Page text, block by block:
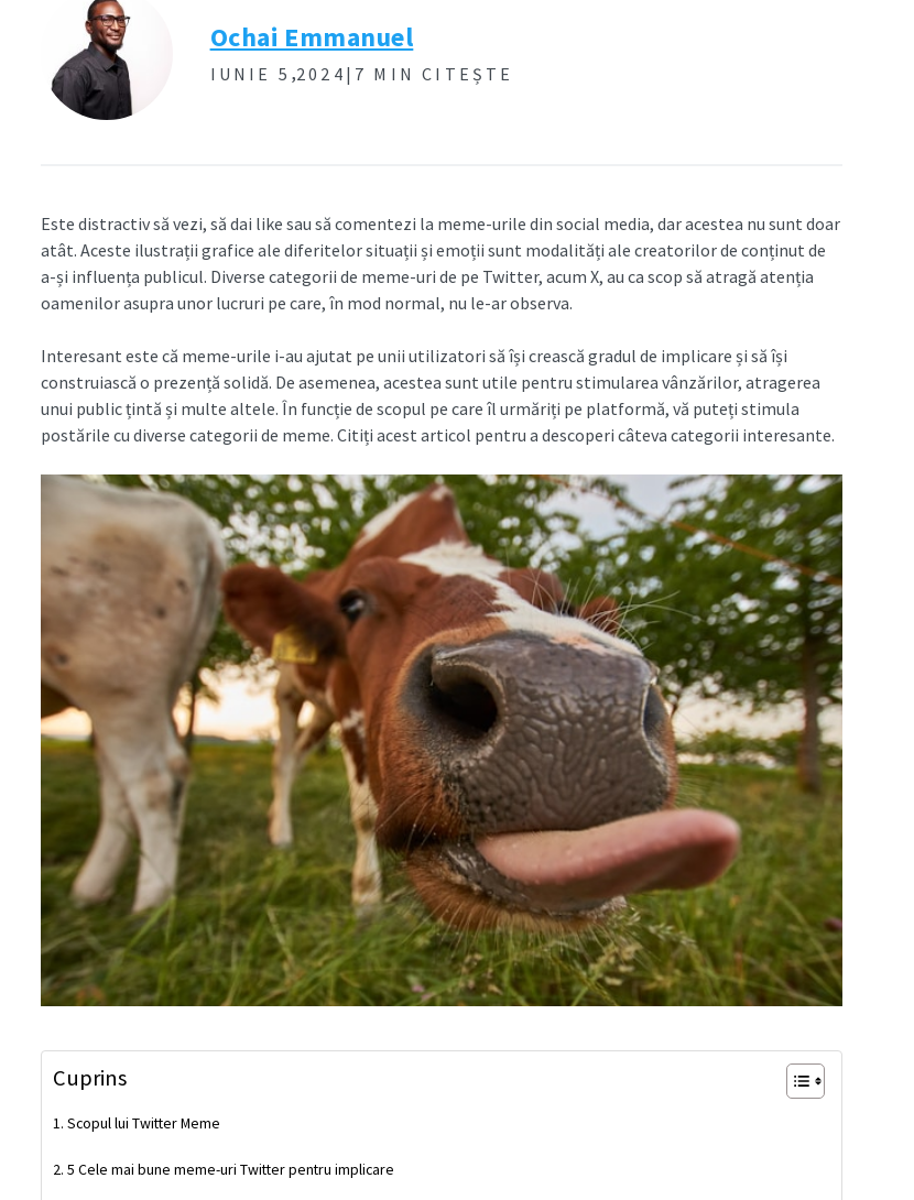
Ochai Emmanuel
IUNIE 5 ,2024| 7 MIN CITEȘTE
Este distractiv să vezi, să dai like sau să comentezi la meme-urile din social media, dar acestea nu sunt doar
atât. Aceste ilustrații grafice ale diferitelor situații și emoții sunt modalități ale creatorilor de conținut de
a-și influența publicul. Diverse categorii de meme-uri de pe Twitter, acum X, au ca scop să atragă atenția
oamenilor asupra unor lucruri pe care, în mod normal, nu le-ar observa.
Interesant este că meme-urile i-au ajutat pe unii utilizatori să își crească gradul de implicare și să își
construiască o prezență solidă. De asemenea, acestea sunt utile pentru stimularea vânzărilor, atragerea
unui public țintă și multe altele. În funcție de scopul pe care îl urmăriți pe platformă, vă puteți stimula
postările cu diverse categorii de meme. Citiți acest articol pentru a descoperi câteva categorii interesante.
Cuprins
Scopul lui Twitter Meme
5 Cele mai bune meme-uri Twitter pentru implicare